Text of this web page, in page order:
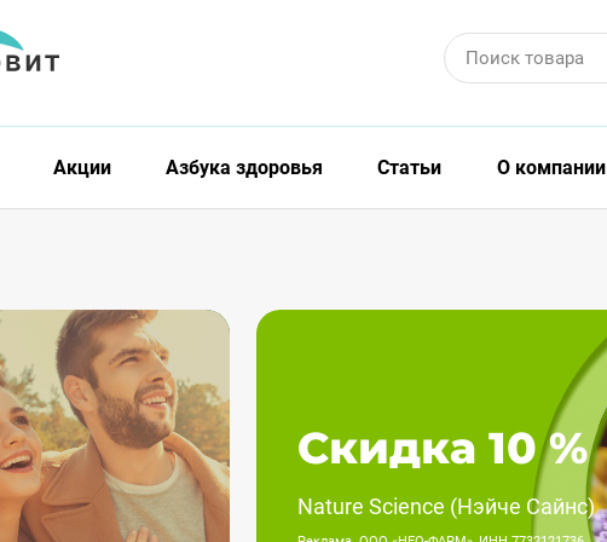
Поиск товара
Акции Азбука здоровья Статьи О компании
Скидка 10 %
Nature Science (Нэйче Сайнс)